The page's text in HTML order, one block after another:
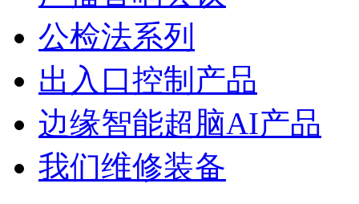
公检法系列
出入口控制产品
边缘智能超脑AI产品
我们维修装备